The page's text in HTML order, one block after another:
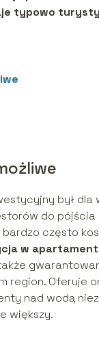
typowo
był dla
do
często
w
region. Oferuje
nad wodą
większy.